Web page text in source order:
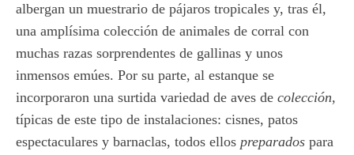
albergan un muestrario de pájaros tropicales y, tras él,
una amplísima colección de animales de corral con
muchas razas sorprendentes de gallinas y unos
inmensos emúes. Por su parte, al estanque se
incorporaron una surtida variedad de aves de colección,
típicas de este tipo de instalaciones: cisnes, patos
espectaculares y barnaclas, todos ellos preparados para